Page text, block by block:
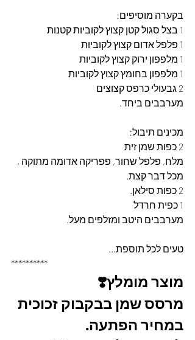
בקערה מוסיפים:
1 בצל סגול קטן קצוץ לקוביות קטנות
1 פלפל אדום קצוץ לקוביות
1 מלפפון ירוק קצוץ לקוביות
1 מלפפון בחומץ קצוץ לקוביות
2 גבעולי כרפס קצוצים
מערבבים ביחד.
מכינים תיבול:
2 כפות שמן זית
מלח, פלפל שחור, פפריקה אדומה מתוקה ,
מכל דבר קצת.
2 כפות סילאן.
1 כפית חרדל
מערבבים היטב ומזלפים מעל.
טעים לכל תוספת…
**********
מוצר מומלץ❣️
מרסס שמן בבקבוק זכוכית
במחיר הפתעה.